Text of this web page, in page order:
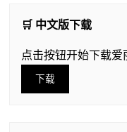
🛒 中文版下载
点击按钮开始下载
下载